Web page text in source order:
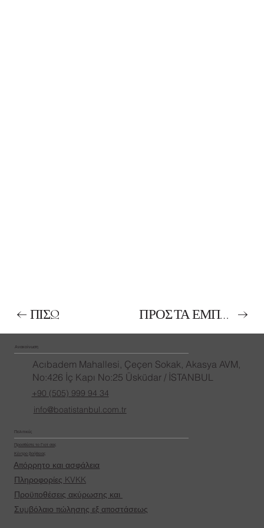
ΠΊΣΩ ΠΡΟΣ ΤΑ ΕΜΠΡΟΣ
Ανακοίνωση
Acıbadem Mahallesi, Çeçen Sokak, Akasya AVM,
No:426 İç Kapı No:25 Üsküdar / İSTANBUL
+90 (505) 999 94 34
info@boatistanbul.com.tr
Πολιτικές
Προσθέστε το Γιοτ σας
Κέντρο βοήθειας
Απόρρητο και ασφάλεια
Πληροφορίες KVKK
Προϋποθέσεις ακύρωσης και
Συμβόλαιο πώλησης εξ αποστάσεως